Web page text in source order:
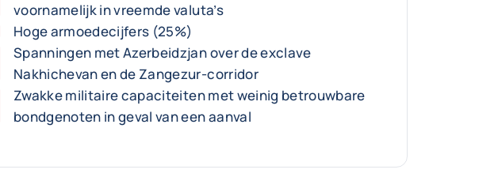
voornamelijk in vreemde valuta’s
Hoge armoedecijfers (25%)
Spanningen met Azerbeidzjan over de exclave
Nakhichevan en de Zangezur-corridor
Zwakke militaire capaciteiten met weinig betrouwbare
bondgenoten in geval van een aanval